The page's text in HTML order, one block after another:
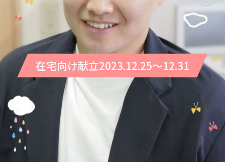
在宅向け献立2023.12.25～12.31